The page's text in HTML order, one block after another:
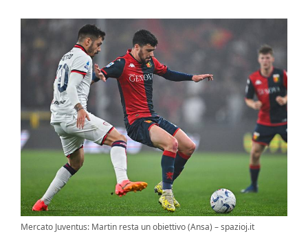
Mercato Juventus: Martin resta un obiettivo (Ansa) – spazioj.it